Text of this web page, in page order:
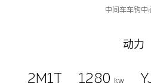
中间车车钩中
动力
2M1T 1280 kw